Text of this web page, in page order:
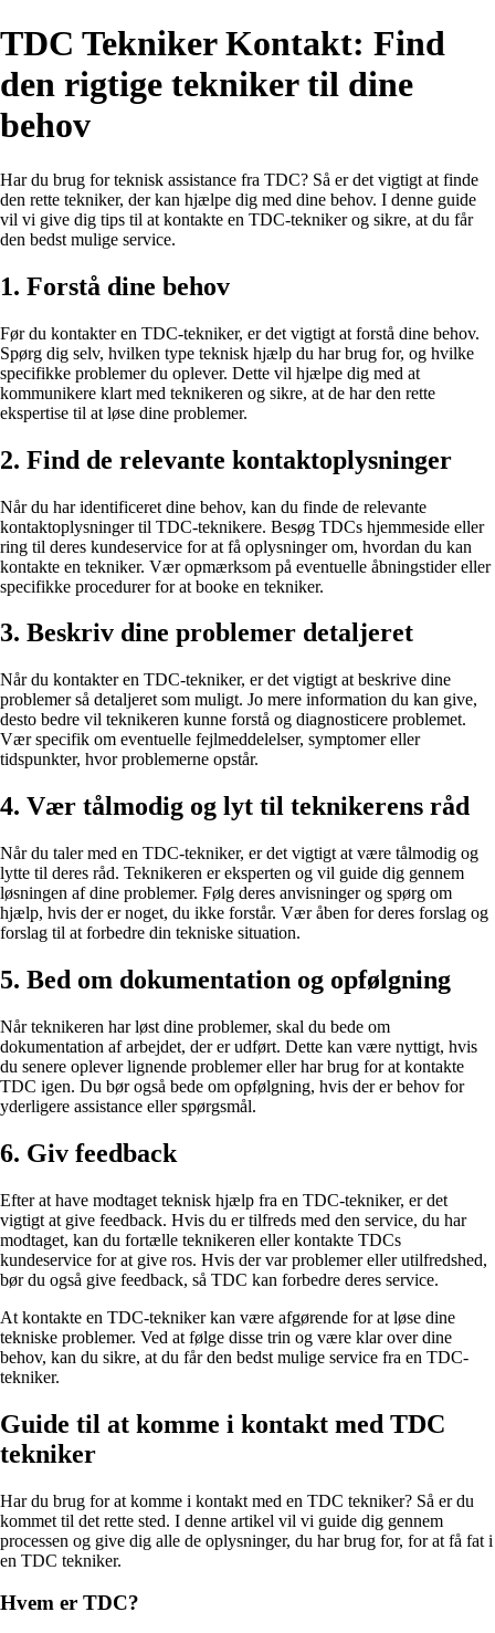
TDC Tekniker Kontakt: Find
den rigtige tekniker til dine
behov
Har du brug for teknisk assistance fra TDC? Så er det vigtigt at finde
den rette tekniker, der kan hjælpe dig med dine behov. I denne guide
vil vi give dig tips til at kontakte en TDC-tekniker og sikre, at du får
den bedst mulige service.
1. Forstå dine behov
Før du kontakter en TDC-tekniker, er det vigtigt at forstå dine behov.
Spørg dig selv, hvilken type teknisk hjælp du har brug for, og hvilke
specifikke problemer du oplever. Dette vil hjælpe dig med at
kommunikere klart med teknikeren og sikre, at de har den rette
ekspertise til at løse dine problemer.
2. Find de relevante kontaktoplysninger
Når du har identificeret dine behov, kan du finde de relevante
kontaktoplysninger til TDC-teknikere. Besøg TDCs hjemmeside eller
ring til deres kundeservice for at få oplysninger om, hvordan du kan
kontakte en tekniker. Vær opmærksom på eventuelle åbningstider eller
specifikke procedurer for at booke en tekniker.
3. Beskriv dine problemer detaljeret
Når du kontakter en TDC-tekniker, er det vigtigt at beskrive dine
problemer så detaljeret som muligt. Jo mere information du kan give,
desto bedre vil teknikeren kunne forstå og diagnosticere problemet.
Vær specifik om eventuelle fejlmeddelelser, symptomer eller
tidspunkter, hvor problemerne opstår.
4. Vær tålmodig og lyt til teknikerens råd
Når du taler med en TDC-tekniker, er det vigtigt at være tålmodig og
lytte til deres råd. Teknikeren er eksperten og vil guide dig gennem
løsningen af dine problemer. Følg deres anvisninger og spørg om
hjælp, hvis der er noget, du ikke forstår. Vær åben for deres forslag og
forslag til at forbedre din tekniske situation.
5. Bed om dokumentation og opfølgning
Når teknikeren har løst dine problemer, skal du bede om
dokumentation af arbejdet, der er udført. Dette kan være nyttigt, hvis
du senere oplever lignende problemer eller har brug for at kontakte
TDC igen. Du bør også bede om opfølgning, hvis der er behov for
yderligere assistance eller spørgsmål.
6. Giv feedback
Efter at have modtaget teknisk hjælp fra en TDC-tekniker, er det
vigtigt at give feedback. Hvis du er tilfreds med den service, du har
modtaget, kan du fortælle teknikeren eller kontakte TDCs
kundeservice for at give ros. Hvis der var problemer eller utilfredshed,
bør du også give feedback, så TDC kan forbedre deres service.
At kontakte en TDC-tekniker kan være afgørende for at løse dine
tekniske problemer. Ved at følge disse trin og være klar over dine
behov, kan du sikre, at du får den bedst mulige service fra en TDC-
tekniker.
Guide til at komme i kontakt med TDC
tekniker
Har du brug for at komme i kontakt med en TDC tekniker? Så er du
kommet til det rette sted. I denne artikel vil vi guide dig gennem
processen og give dig alle de oplysninger, du har brug for, for at få fat i
en TDC tekniker.
Hvem er TDC?